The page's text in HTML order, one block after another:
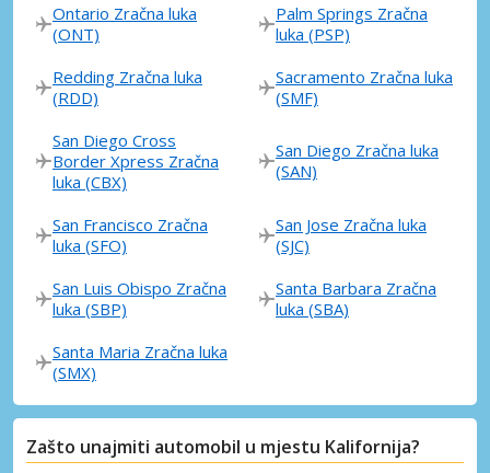
Ontario Zračna luka
(ONT)
Palm Springs Zračna
luka (PSP)
Redding Zračna luka
(RDD)
Sacramento Zračna luka
(SMF)
San Diego Cross
Border Xpress Zračna
luka (CBX)
San Diego Zračna luka
(SAN)
San Francisco Zračna
luka (SFO)
San Jose Zračna luka
(SJC)
San Luis Obispo Zračna
luka (SBP)
Santa Barbara Zračna
luka (SBA)
Santa Maria Zračna luka
(SMX)
Zašto unajmiti automobil u mjestu Kalifornija?